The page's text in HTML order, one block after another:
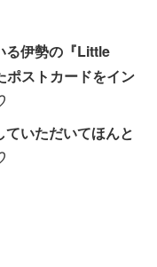
る伊勢の『Little
ポストカードをイン
いただいてほんと